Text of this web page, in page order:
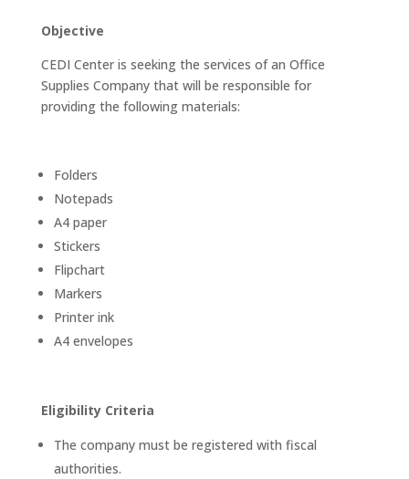
Objective
CEDI Center is seeking the services of an Office
Supplies Company that will be responsible for
providing the following materials:
Folders
Notepads
A4 paper
Stickers
Flipchart
Markers
Printer ink
A4 envelopes
Eligibility Criteria
The company must be registered with fiscal
authorities.